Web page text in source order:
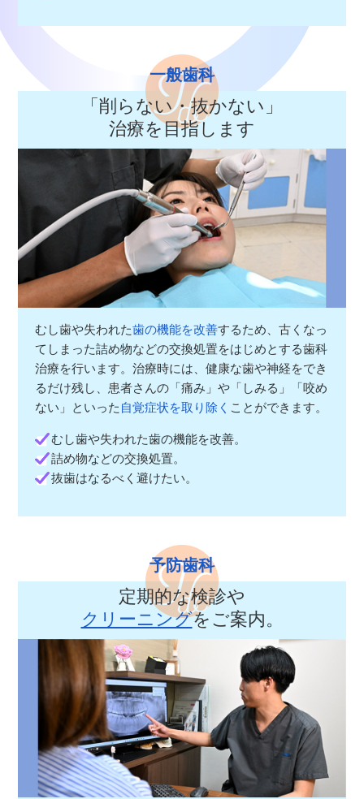
一般歯科
「削らない・抜かない」
治療を目指します
むし歯や失われた歯の機能を改善するため、古くなっ
てしまった詰め物などの交換処置をはじめとする歯科
治療を行います。治療時には、健康な歯や神経をでき
るだけ残し、患者さんの「痛み」や「しみる」「咬め
ない」といった 自覚症状を取り除く ことができます。
むし歯や失われた歯の機能を改善。
詰め物などの交換処置。
抜歯はなるべく避けたい。
予防歯科
定期的な検診や
クリーニングをご案内。